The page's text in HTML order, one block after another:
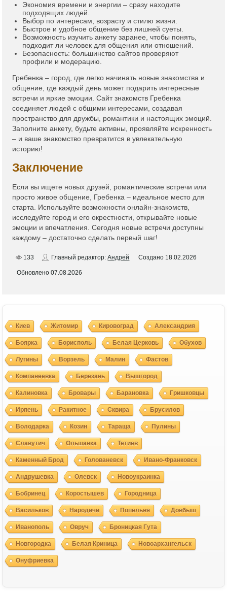
Экономия времени и энергии – сразу находите
подходящих людей.
Выбор по интересам, возрасту и стилю жизни.
Быстрое и удобное общение без лишней суеты.
Возможность изучить анкету заранее, чтобы понять,
подходит ли человек для общения или отношений.
Безопасность: большинство сайтов проверяют
профили и модерацию.
Гребенка – город, где легко начинать новые знакомства и
общение, где каждый день может подарить интересные
встречи и яркие эмоции. Сайт знакомств Гребенка
соединяет людей с общими интересами, создавая
пространство для дружбы, романтики и настоящих эмоций.
Заполните анкету, будьте активны, проявляйте искренность
– и ваше знакомство превратится в увлекательную
историю!
Заключение
Если вы ищете новых друзей, романтические встречи или
просто живое общение, Гребенка – идеальное место для
старта. Используйте возможности онлайн-знакомств,
исследуйте город и его окрестности, открывайте новые
эмоции и впечатления. Сегодня новые встречи доступны
каждому – достаточно сделать первый шаг!
133 Главный редактор:Андрей Создано 18.02.2026
Обновлено07.08.2026
Киев Житомир Кировоград Александрия
Боярка Борисполь Белая Церковь Обухов
Лугины Ворзель Малин Фастов
Компанеевка Березань Вышгород
Калиновка Бровары Барановка Гришковцы
Ирпень Ракитное Сквира Брусилов
Володарка Козин Тараща Пулины
Славутич Ольшанка Тетиев
Каменный Брод Голованевск Ивано-Франковск
Андрушевка Олевск Новоукраинка
Бобринец Коростышев Городница
Васильков Народичи Попельня Довбыш
Иванополь Овруч Броницкая Гута
Новгородка Белая Криница Новоархангельск
Онуфриевка